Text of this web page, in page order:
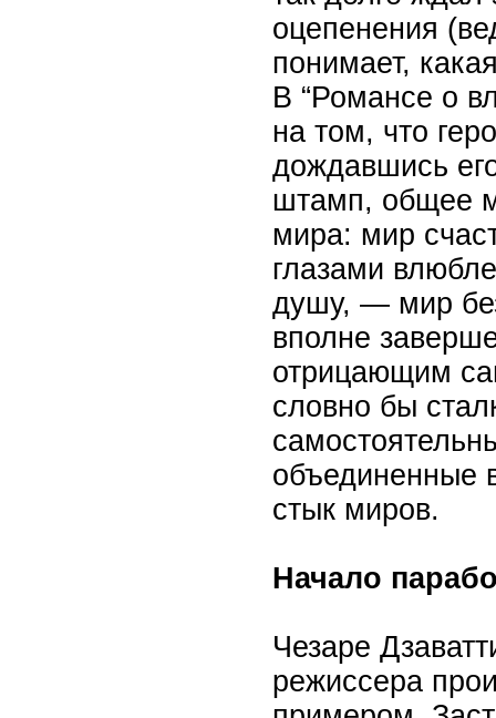
оцепенения
понимает,
В “Романсе о
на том, что
дождавшись
штамп, общее
мира: мир
глазами
душу, — мир
вполне
отрицающим
словно бы
объединенные
стык миров.
Начало
Чезаре
режиссера